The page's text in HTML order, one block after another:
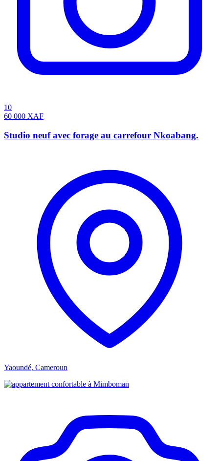
10
60 000 XAF
Studio neuf avec forage au carrefour Nkoabang.
Yaoundé, Cameroun